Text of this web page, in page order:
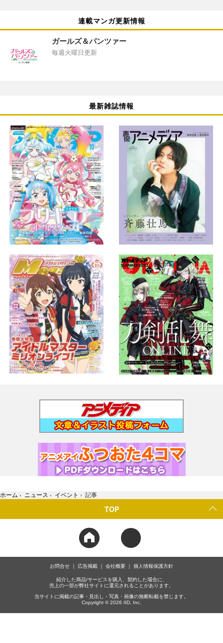
連載マンガ更新情報
ガールズ＆パンツァー
毎週火曜日更新
最新雑誌情報
ホーム › ニュース › イベント › 記事
TOP
お問合せ 広告掲載 会社概要 個人情報保護方針
紹介した商品/サービスを購入、契約した場合に、
売上の一部が弊社サイトに還元されることがあります。
当サイトに掲載の記事・見出し・写真・画像の無断転載を禁じます。
Copyright © 2026 IID, Inc.